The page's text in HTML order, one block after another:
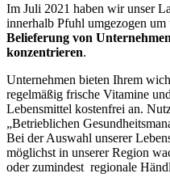
Im Juli 2021 haben wir unser
innerhalb Pfuhl umgezogen
Belieferung von
konzentrieren.
Unternehmen bieten Ihrem
regelmäßig frische Vitamine
Lebensmittel kostenfrei an.
„Betrieblichen
Bei der Auswahl unserer
möglichst in unserer Region
oder zumindest regionale